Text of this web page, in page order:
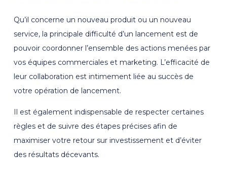
Qu’il concerne un nouveau produit ou un nouveau
service, la principale difficulté d’un lancement est de
pouvoir coordonner l’ensemble des actions menées par
vos équipes commerciales et marketing. L’efficacité de
leur collaboration est intimement liée au succès de
votre opération de lancement.
Il est également indispensable de respecter certaines
règles et de suivre des étapes précises afin de
maximiser votre retour sur investissement et d’éviter
des résultats décevants.